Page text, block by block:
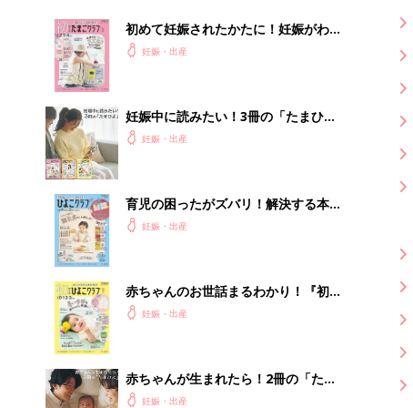
初めて妊娠されたかたに！妊娠がわか
ったら最初に読む本『初めてのたまご
妊娠・出産
妊娠中に読みたい！3冊の「たまひ
よ」妊娠・出産
育児の困ったがズバリ！解決する本
『ひよこクラブ 秋号』 4カ月～2才
妊娠・出産
赤ちゃんのお世話まるわかり！『初め
てのひよこクラブ 夏号』〈巻頭大特
妊娠・出産
赤ちゃんが生まれたら！2冊の「たま
ひよ」
妊娠・出産